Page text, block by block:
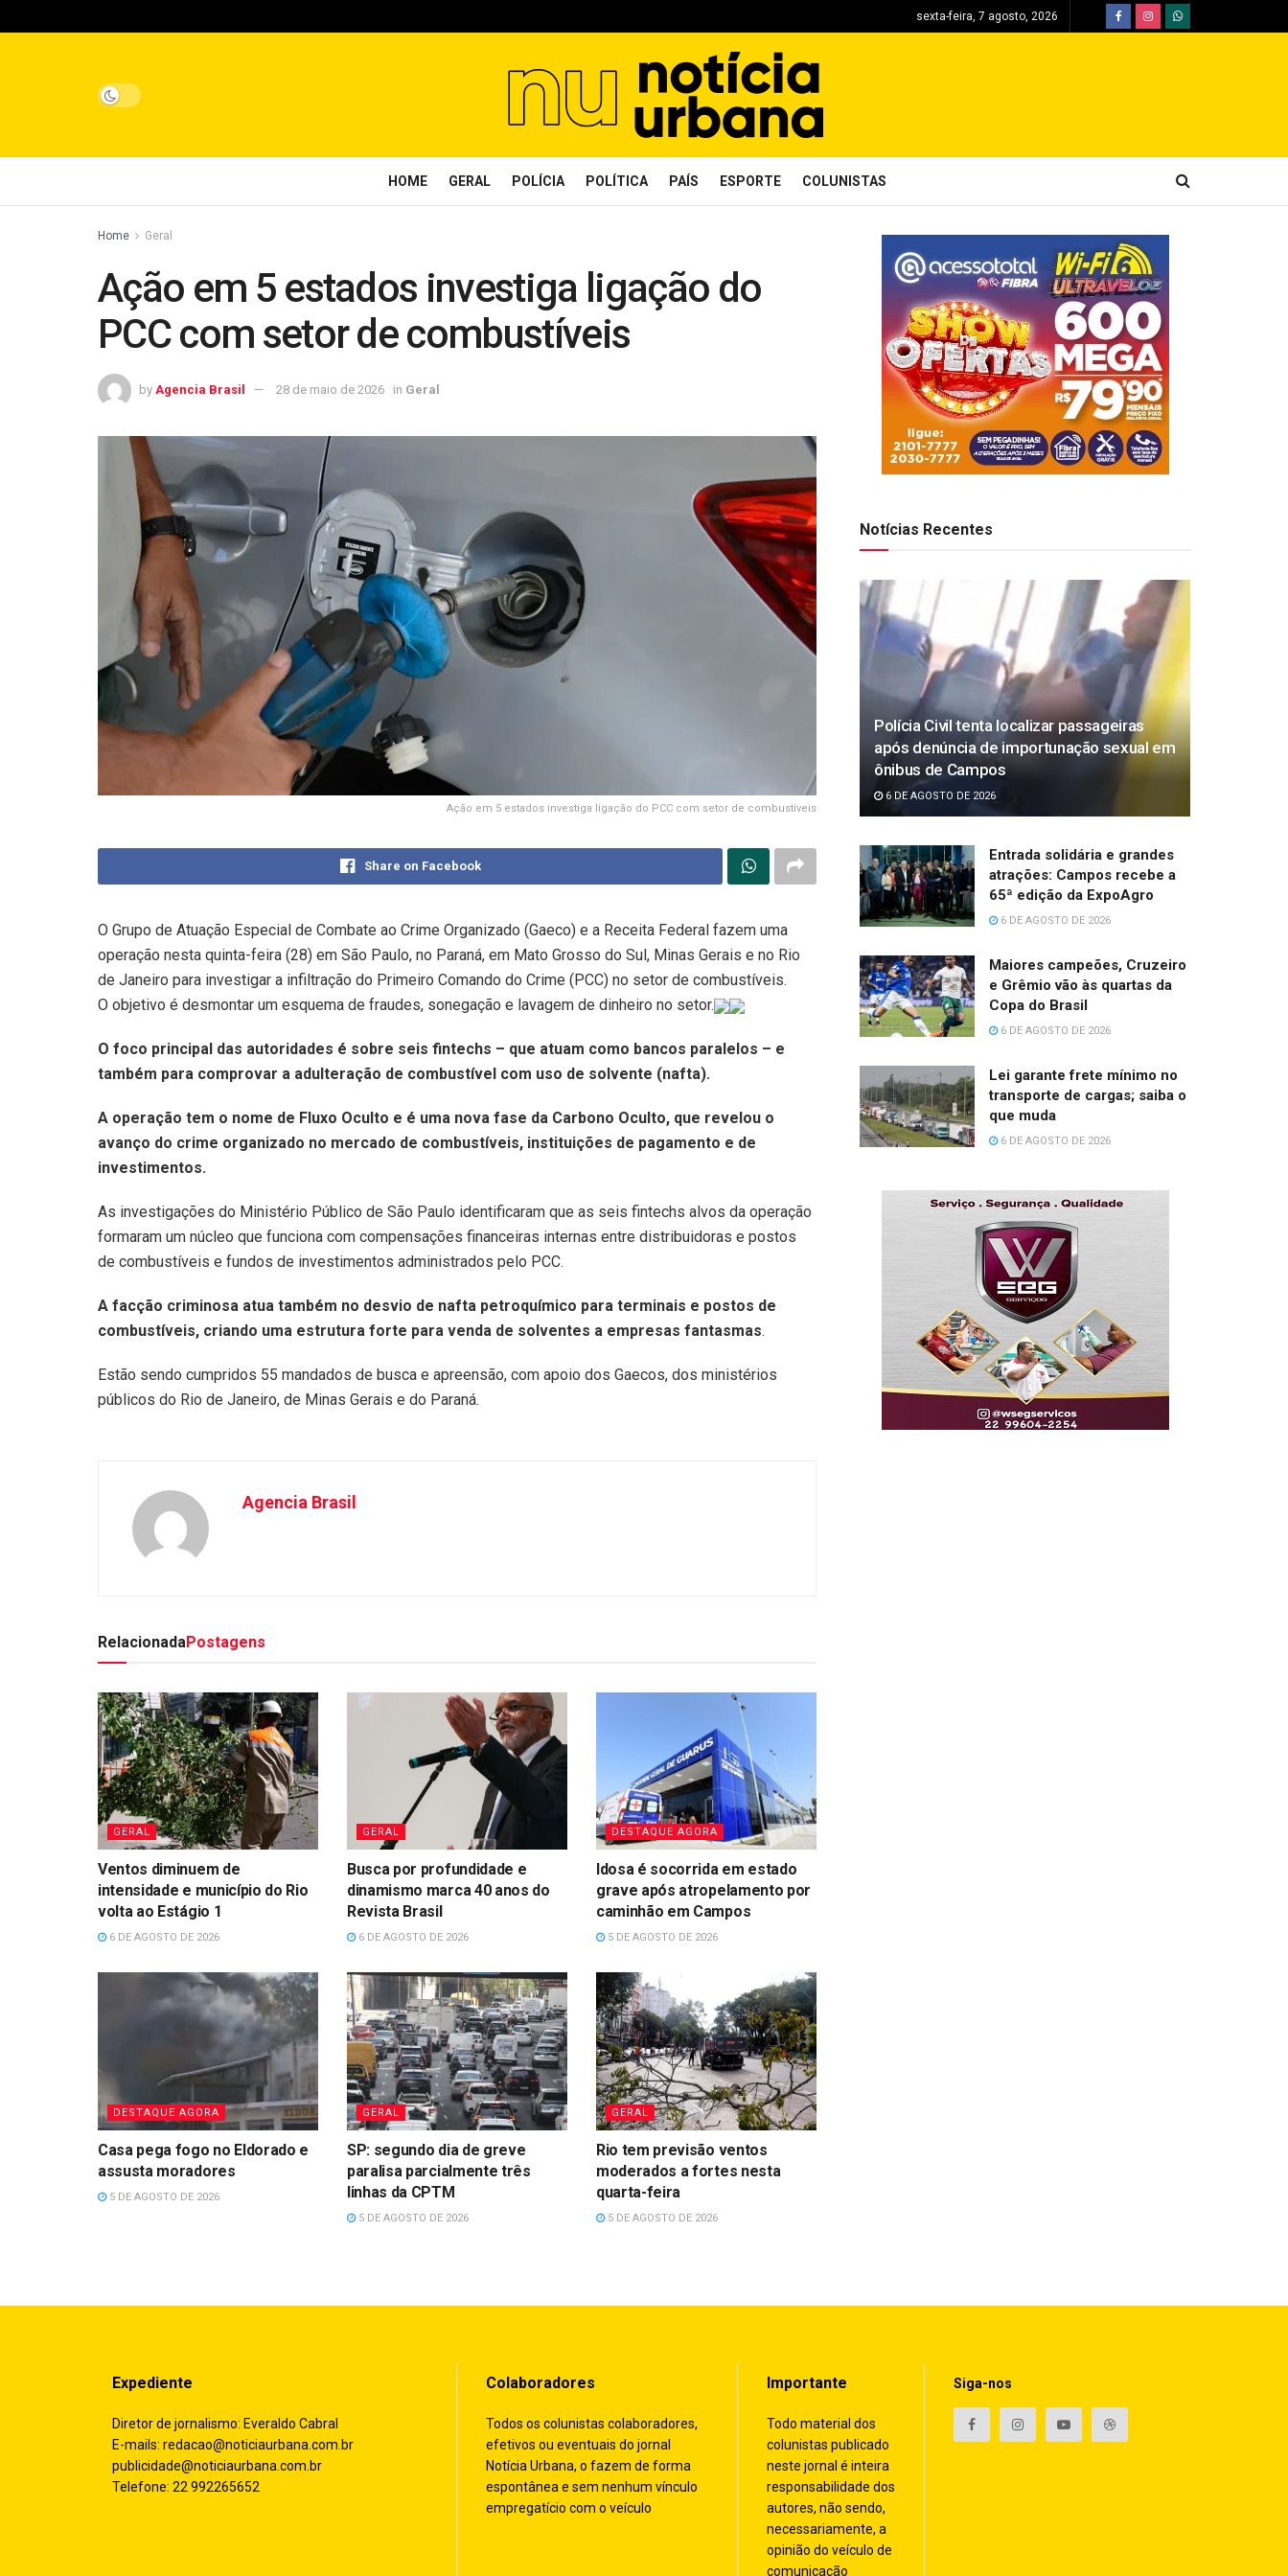
sexta-feira, 7 agosto, 2026
HOME GERAL POLÍCIA POLÍTICA PAÍS ESPORTE COLUNISTAS
Home Geral
Ação em 5 estados investiga ligação do
PCC com setor de combustíveis
by Agencia Brasil 28 de maio de 2026 in Geral
Ação em 5 estados investiga ligação do PCC com setor de combustíveis
Share on Facebook
O Grupo de Atuação Especial de Combate ao Crime Organizado (Gaeco) e a Receita Federal fazem uma
operação nesta quinta-feira (28) em São Paulo, no Paraná, em Mato Grosso do Sul, Minas Gerais e no Rio
de Janeiro para investigar a infiltração do Primeiro Comando do Crime (PCC) no setor de combustíveis.
O objetivo é desmontar um esquema de fraudes, sonegação e lavagem de dinheiro no setor.
O foco principal das autoridades é sobre seis fintechs – que atuam como bancos paralelos – e
também para comprovar a adulteração de combustível com uso de solvente (nafta).
A operação tem o nome de Fluxo Oculto e é uma nova fase da Carbono Oculto, que revelou o
avanço do crime organizado no mercado de combustíveis, instituições de pagamento e de
investimentos.
As investigações do Ministério Público de São Paulo identificaram que as seis fintechs alvos da operação
formaram um núcleo que funciona com compensações financeiras internas entre distribuidoras e postos
de combustíveis e fundos de investimentos administrados pelo PCC.
A facção criminosa atua também no desvio de nafta petroquímico para terminais e postos de
combustíveis, criando uma estrutura forte para venda de solventes a empresas fantasmas.
Estão sendo cumpridos 55 mandados de busca e apreensão, com apoio dos Gaecos, dos ministérios
públicos do Rio de Janeiro, de Minas Gerais e do Paraná.
Agencia Brasil
RelacionadaPostagens
GERAL
Ventos diminuem de
intensidade e município do Rio
volta ao Estágio 1
6 DE AGOSTO DE 2026
GERAL
Busca por profundidade e
dinamismo marca 40 anos do
Revista Brasil
6 DE AGOSTO DE 2026
DESTAQUE AGORA
Idosa é socorrida em estado
grave após atropelamento por
caminhão em Campos
5 DE AGOSTO DE 2026
DESTAQUE AGORA
Casa pega fogo no Eldorado e
assusta moradores
5 DE AGOSTO DE 2026
GERAL
SP: segundo dia de greve
paralisa parcialmente três
linhas da CPTM
5 DE AGOSTO DE 2026
GERAL
Rio tem previsão ventos
moderados a fortes nesta
quarta-feira
5 DE AGOSTO DE 2026
Notícias Recentes
Polícia Civil tenta localizar passageiras
após denúncia de importunação sexual em
ônibus de Campos
6 DE AGOSTO DE 2026
Entrada solidária e grandes
atrações: Campos recebe a
65ª edição da ExpoAgro
6 DE AGOSTO DE 2026
Maiores campeões, Cruzeiro
e Grêmio vão às quartas da
Copa do Brasil
6 DE AGOSTO DE 2026
Lei garante frete mínimo no
transporte de cargas; saiba o
que muda
6 DE AGOSTO DE 2026
Expediente
Diretor de jornalismo: Everaldo Cabral
E-mails: redacao@noticiaurbana.com.br
publicidade@noticiaurbana.com.br
Telefone: 22 992265652
Colaboradores
Todos os colunistas colaboradores,
efetivos ou eventuais do jornal
Notícia Urbana, o fazem de forma
espontânea e sem nenhum vínculo
empregatício com o veículo
Importante
Todo material dos
colunistas publicado
neste jornal é inteira
responsabilidade dos
autores, não sendo,
necessariamente, a
opinião do veículo de
comunicação
Siga-nos